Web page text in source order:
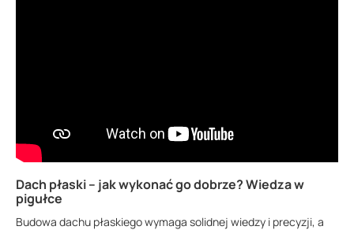
Dach płaski – jak wykonać go dobrze? Wiedza w
pigułce
Budowa dachu płaskiego wymaga solidnej wiedzy i precyzji, a